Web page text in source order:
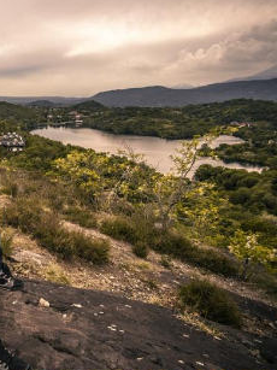
магазина
на 1С-Битрикс